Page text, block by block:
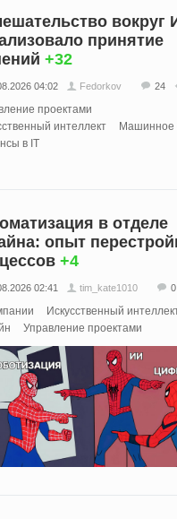
вокруг
принятие
+32
04:02 Fedorkov 24
проектами
интеллект
Машинное
в IT
в отделе
опыт
+4
02:41 tim_kate1010 0
Искусственный
Управление проектами